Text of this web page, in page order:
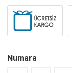
Numara